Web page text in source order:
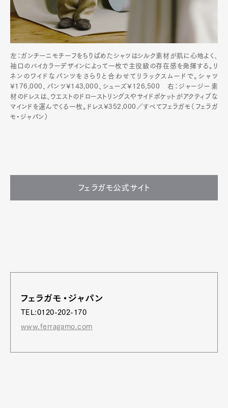
左：ガンチーニモチーフをちりばめたシャツはシルク素材が肌に心地よく、
袖口のバイカラーデザインによって一枚で主役級の存在感を発揮する。リ
ネンのワイドなパンツをさらりと合わせてリラックスムードで。シャツ
¥176,000、パンツ¥143,000、シューズ¥126,500 右：ジャージー素
材のドレスは、ウエストのドローストリングスやサイドポケットがアクティブな
マインドを運んでくる一枚。ドレス¥352,000／すべてフェラガモ（フェラガ
モ・ジャパン）
フェラガモ公式サイト
フェラガモ・ジャパン
TEL:0120-202-170
www.ferragamo.com